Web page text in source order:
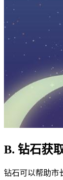
B. 钻石获
钻石可以帮助市